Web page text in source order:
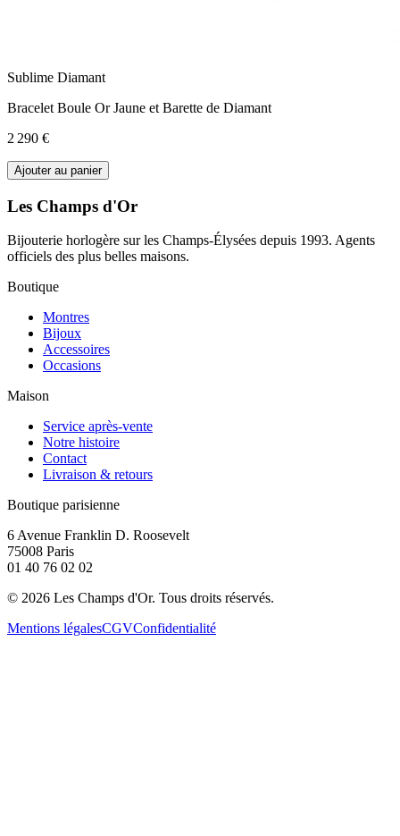
Sublime Diamant
Bracelet Boule Or Jaune et Barette de Diamant
2 290 €
Ajouter au panier
Les Champs d'Or
Bijouterie horlogère sur les Champs-Élysées depuis 1993. Agents
officiels des plus belles maisons.
Boutique
Montres
Bijoux
Accessoires
Occasions
Maison
Service après-vente
Notre histoire
Contact
Livraison & retours
Boutique parisienne
6 Avenue Franklin D. Roosevelt
75008 Paris
01 40 76 02 02
© 2026 Les Champs d'Or. Tous droits réservés.
Mentions légalesCGVConfidentialité